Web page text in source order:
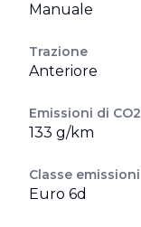
Manuale
Trazione
Anteriore
Emissioni di CO2
133 g/km
Classe emissioni
Euro 6d